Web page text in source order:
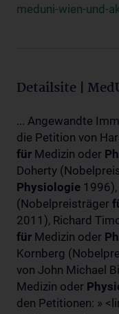
meduni-wien-und-
Detailsite |
... Angewandte
die Petition von
für Medizin oder
Doherty
Physiologie
(Nobelpreisträger
2011), Richard
für Medizin oder
Kornberg
von John Michael
Medizin oder
den Petitionen: »